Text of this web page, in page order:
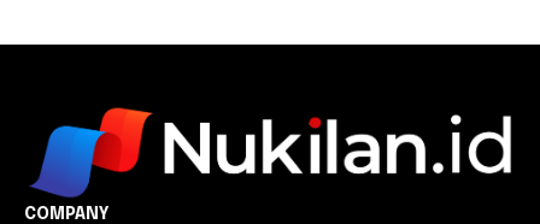
COMPANY